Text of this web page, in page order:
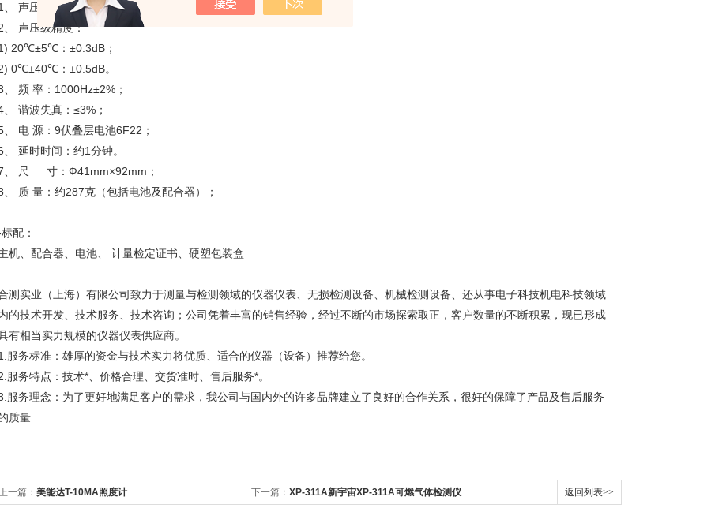
、 声压级：94dB（以2×10-5Pa为参考）
、 声压级精度：
20℃±5℃：±0.3dB；
0℃±40℃：±0.5dB。
、 频 率：1000Hz±2%；
、 谐波失真：≤3%；
、 电 源：9伏叠层电池6F22；
、 延时时间：约1分钟。
、 尺 寸：Ф41mm×92mm；
、 质 量：约287克（包括电池及配合器）；
配：
机、配合器、电池、 计量检定证书、硬塑包装盒
测实业（上海）有限公司致力于测量与检测领域的仪器仪表、无损检测设备、机械检测设备、还从事电子科技机电科技领域
的技术开发、技术服务、技术咨询；公司凭着丰富的销售经验，经过不断的市场探索取正，客户数量的不断积累，现已形成
有相当实力规模的仪器仪表供应商。
服务标准：雄厚的资金与技术实力将优质、适合的仪器（设备）推荐给您。
服务特点：技术*、价格合理、交货准时、售后服务*。
服务理念：为了更好地满足客户的需求，我公司与国内外的许多品牌建立了良好的合作关系，很好的保障了产品及售后服务
质量
一篇： 美能达T-10MA照度计 下一篇： XP-311A新宇宙XP-311A可燃气体检测仪 返回列表>>